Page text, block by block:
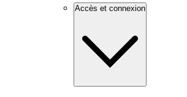
Accès et connexion